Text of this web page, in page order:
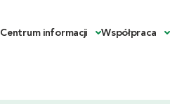
Centrum informacji Współpraca